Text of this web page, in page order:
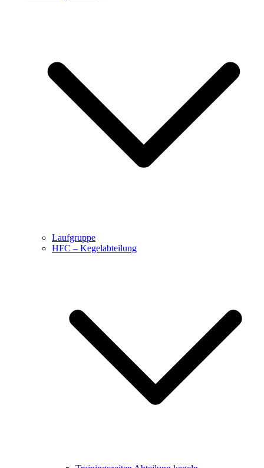
Laufgruppe
HFC – Kegelabteilung